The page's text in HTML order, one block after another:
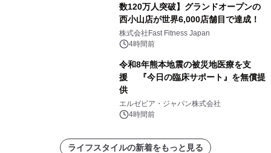
数120万人突破】グランドオープンの
西小山店が世界6,000店舗目で達成！
株式会社Fast Fitness Japan
4時間前
令和8年熊本地震の被災地医療を支
援 『今日の臨床サポート』を無償提
供
エルゼビア・ジャパン株式会社
4時間前
ライフスタイルの新着をもっと見る